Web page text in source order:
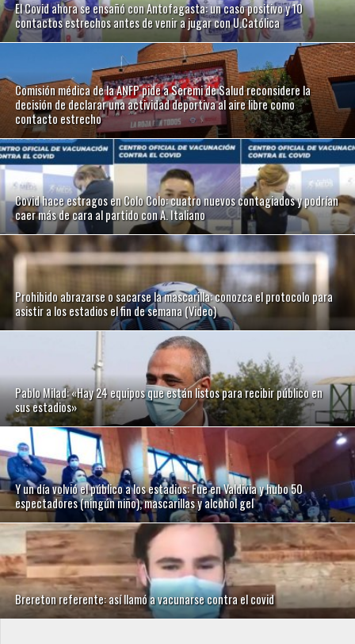
El Covid ahora se ensañó con Antofagasta: un caso positivo y 10
contactos estrechos antes de venir a jugar con U.Católica
Comisión médica de la ANFP pide a Seremi de Salud reconsidere la
decisión de declarar una actividad deportiva al aire libre como
contacto estrecho
Covid hace estragos en Colo Colo: cuatro nuevos contagiados y podrían
caer más de cara al partido con A. Italiano
Prohibido abrazarse o sacarse la mascarilla: conozca el protocolo para
asistir a los estadios el fin de semana (Video)
Pablo Milad: «Hay 24 equipos que están listos para recibir público en
sus estadios»
Y un día volvió el público a los estadios: Fue en Valdivia y hubo 50
espectadores (ningún niño), mascarillas y alcohol gel
Brereton referente: así llamó a vacunarse contra el covid